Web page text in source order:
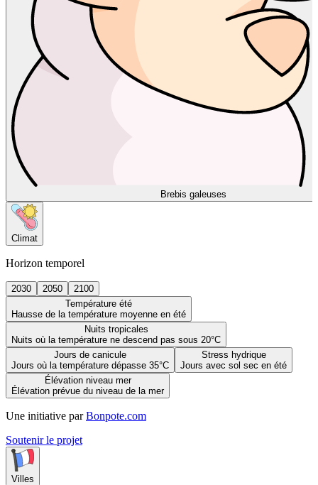
Brebis galeuses
Climat
Horizon temporel
2030 2050
2100
Température été
Hausse de la température moyenne en été
Nuits tropicales
Nuits où la température ne descend pas sous 20°C
Jours de canicule
Jours où la température dépasse 35°C
Stress hydrique
Jours avec sol sec en été
Élévation niveau mer
Élévation prévue du niveau de la mer
Une initiative par Bonpote.com
Soutenir le projet
Villes